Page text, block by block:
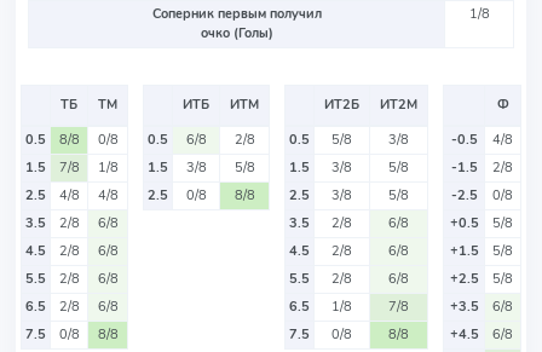
Соперник первым получил
очко (Голы)
1/8
ТБ
ТМ
0.5
8/8
0/8
1.5
7/8
1/8
2.5
4/8
4/8
3.5
2/8
6/8
4.5
2/8
6/8
5.5
2/8
6/8
6.5
2/8
6/8
7.5
0/8 8/8
ИТБ
ИТМ
0.5
6/8
2/8
1.5
3/8
5/8
2.5
0/8 8/8
ИТ2Б
ИТ2М
0.5
5/8
3/8
1.5
3/8
5/8
2.5
3/8
5/8
3.5
2/8
6/8
4.5
2/8
6/8
5.5
2/8
6/8
6.5
1/8
7/8
7.5
0/8 8/8
Ф
-0.5
4/8
-1.5
2/8
-2.5
0/8
+0.5
5/8
+1.5
5/8
+2.5
5/8
+3.5
6/8
+4.5
6/8